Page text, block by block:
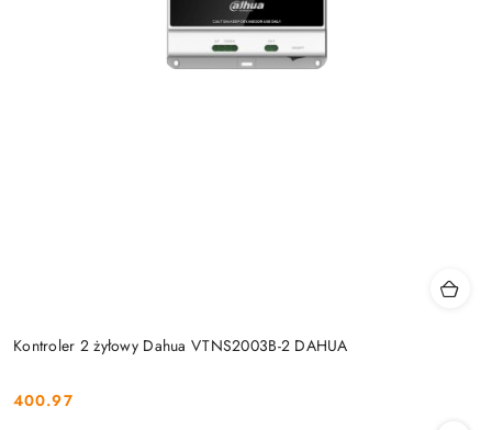
Kontroler 2 żyłowy Dahua VTNS2003B-2 DAHUA
Cena:
400.97